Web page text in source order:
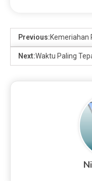
Previous:Kemeriahan
Next:Waktu Paling